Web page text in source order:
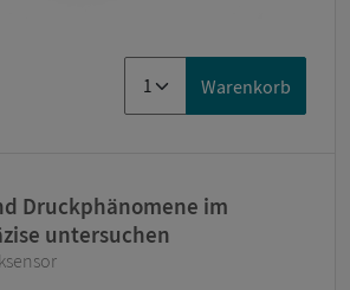
Warenkorb
Druckphänomene im
untersuchen